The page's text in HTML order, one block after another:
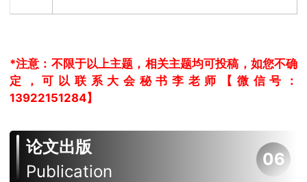
*注意：不限于以上主题，相关主题均可投稿，如您不确
定，可以联系大会秘书李老师【微信号：
13922151284】
论文出版
Publication
06